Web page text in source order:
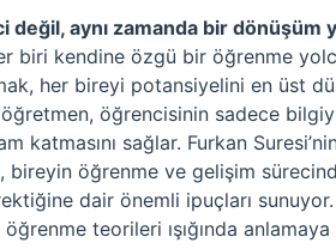
aynı zamanda bir dönüşüm
biri kendine özgü bir öğrenme
her bireyi potansiyelini en üst
öğrencisinin sadece bilgiyi
katmasını sağlar. Furkan
öğrenme ve gelişim
dair önemli ipuçları
teorileri ışığında anlamaya